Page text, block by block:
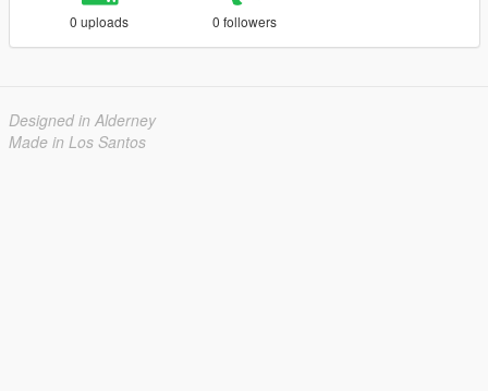
0 uploads 0 followers
Designed in Alderney
Made in Los Santos